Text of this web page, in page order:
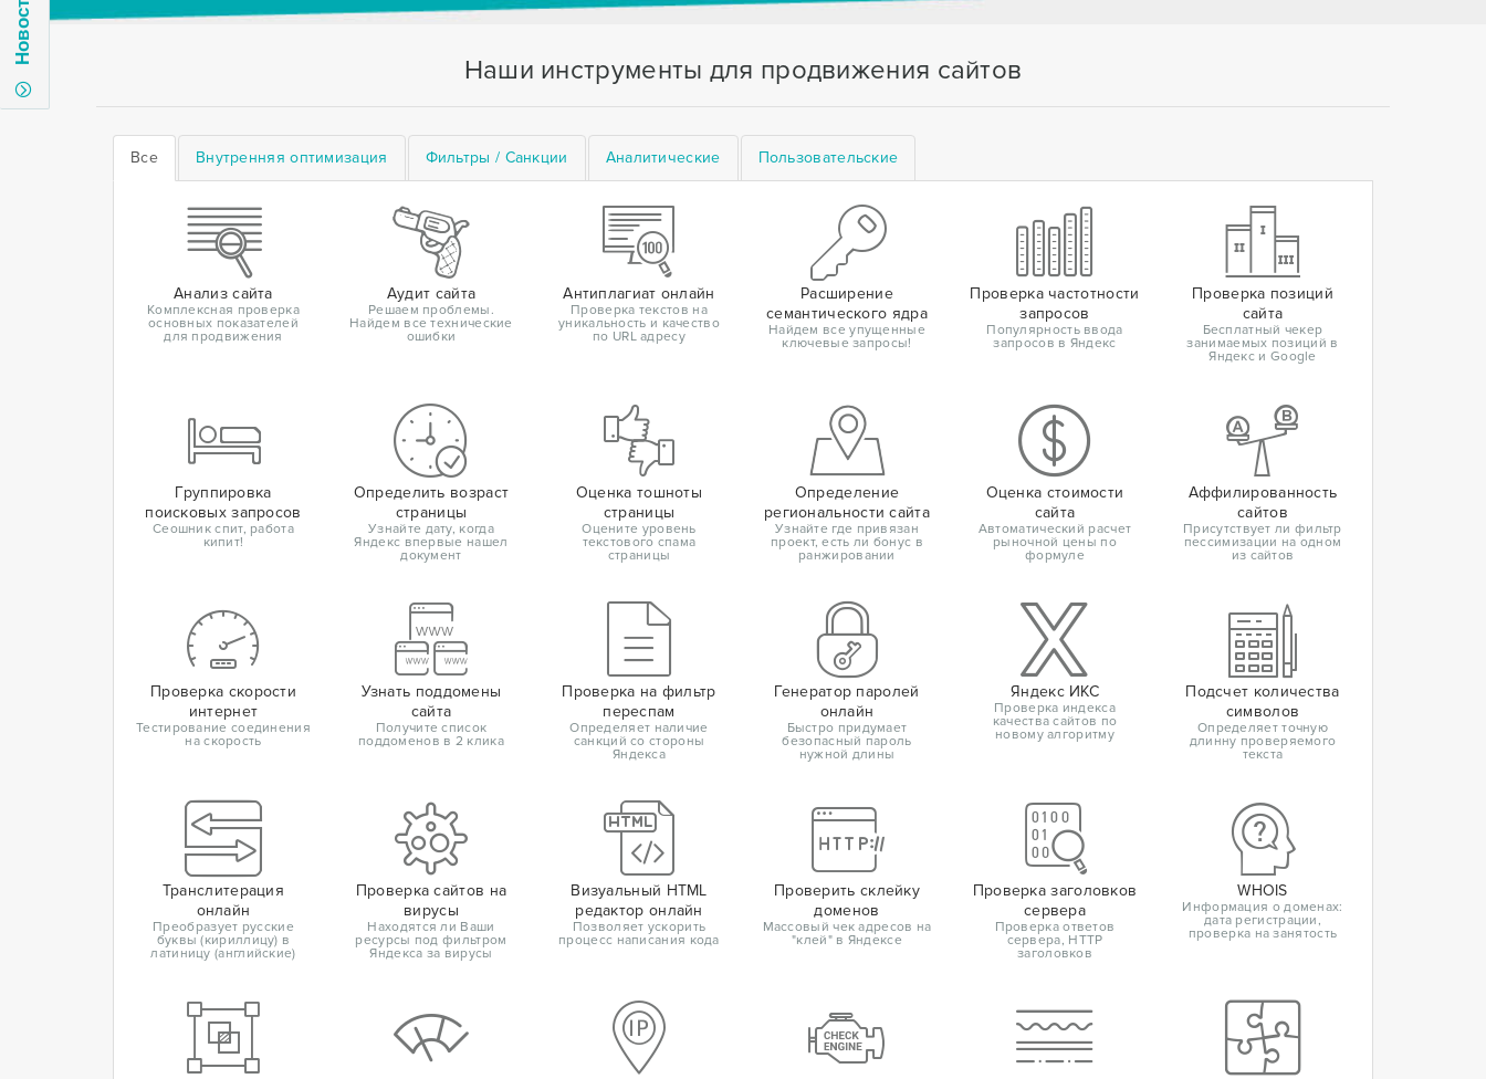
Новости Наши инструменты для продвижения сайтов
Все Внутренняя оптимизация Фильтры / Санкции Аналитические Пользовательские
Анализ сайта
Комплексная проверка
основных показателей
для продвижения
Аудит сайта
Решаем проблемы.
Найдем все технические
ошибки
Антиплагиат онлайн
Проверка текстов на
уникальность и качество
по URL адресу
Расширение
семантического ядра
Найдем все упущенные
ключевые запросы!
Проверка частотности
запросов
Популярность ввода
запросов в Яндекс
Проверка позиций
сайта
Бесплатный чекер
занимаемых позиций в
Яндекс и Google
Группировка
поисковых запросов
Сеошник спит, работа
кипит!
Определить возраст
страницы
Узнайте дату, когда
Яндекс впервые нашел
документ
Оценка тошноты
страницы
Оцените уровень
текстового спама
страницы
Определение
региональности сайта
Узнайте где привязан
проект, есть ли бонус в
ранжировании
Оценка стоимости
сайта
Автоматический расчет
рыночной цены по
формуле
Аффилированность
сайтов
Присутствует ли фильтр
пессимизации на одном
из сайтов
Проверка скорости
интернет
Тестирование соединения
на скорость
Узнать поддомены
сайта
Получите список
поддоменов в 2 клика
Проверка на фильтр
переспам
Определяет наличие
санкций со стороны
Яндекса
Генератор паролей
онлайн
Быстро придумает
безопасный пароль
нужной длины
Яндекс ИКС
Проверка индекса
качества сайтов по
новому алгоритму
Подсчет количества
символов
Определяет точную
длинну проверяемого
текста
Транслитерация
онлайн
Преобразует русские
буквы (кириллицу) в
латиницу (английские)
Проверка сайтов на
вирусы
Находятся ли Ваши
ресурсы под фильтром
Яндекса за вирусы
Визуальный HTML
редактор онлайн
Позволяет ускорить
процесс написания кода
Проверить склейку
доменов
Массовый чек адресов на
"клей" в Яндексе
Проверка заголовков
сервера
Проверка ответов
сервера, HTTP
заголовков
WHOIS
Информация о доменах:
дата регистрации,
проверка на занятость